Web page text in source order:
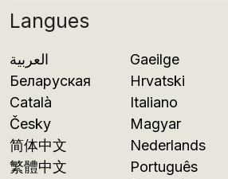
Langues
العربية
Беларуская
Català
Česky
简体中文
繁體中文
Gaeilge
Hrvatski
Italiano
Magyar
Nederlands
Português